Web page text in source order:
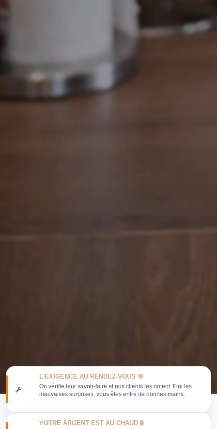
L'EXIGENCE AU RENDEZ-VOUS 🎯
On vérifie leur savoir-faire et nos clients les notent. Fini les
mauvaises surprises, vous êtes entre de bonnes mains.
VOTRE ARGENT EST AU CHAUD 🔒